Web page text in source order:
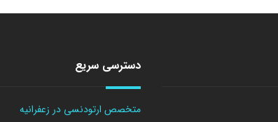
دسترسی سریع
متخصص ارتودنسی در زعفرانیه